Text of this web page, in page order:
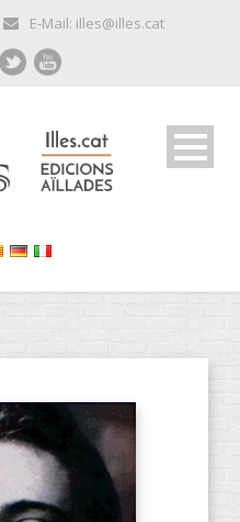
E-Mail: illes@illes.cat